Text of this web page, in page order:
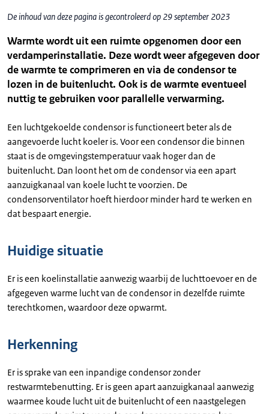
De inhoud van deze pagina is gecontroleerd op 29 september 2023
Warmte wordt uit een ruimte opgenomen door een
verdamperinstallatie. Deze wordt weer afgegeven door
de warmte te comprimeren en via de condensor te
lozen in de buitenlucht. Ook is de warmte eventueel
nuttig te gebruiken voor parallelle verwarming.
Een luchtgekoelde condensor is functioneert beter als de
aangevoerde lucht koeler is. Voor een condensor die binnen
staat is de omgevingstemperatuur vaak hoger dan de
buitenlucht. Dan loont het om de condensor via een apart
aanzuigkanaal van koele lucht te voorzien. De
condensorventilator hoeft hierdoor minder hard te werken en
dat bespaart energie.
Huidige situatie
Er is een koelinstallatie aanwezig waarbij de luchttoevoer en de
afgegeven warme lucht van de condensor in dezelfde ruimte
terechtkomen, waardoor deze opwarmt.
Herkenning
Er is sprake van een inpandige condensor zonder
restwarmtebenutting. Er is geen apart aanzuigkanaal aanwezig
waarmee koude lucht uit de buitenlucht of een naastgelegen